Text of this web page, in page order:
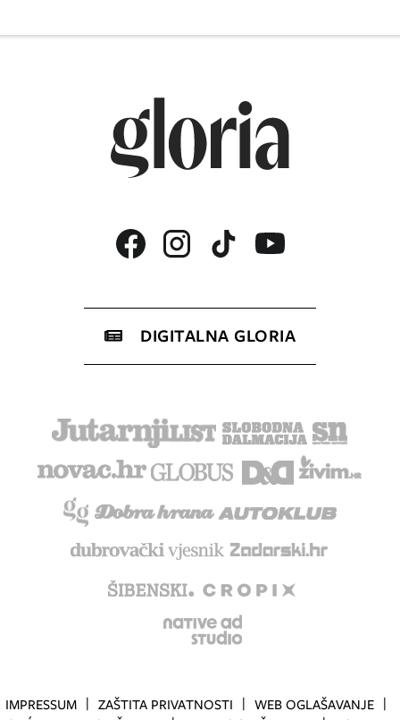
DIGITALNA GLORIA
IMPRESSUM ZAŠTITA PRIVATNOSTI
WEB OGLAŠAVANJE